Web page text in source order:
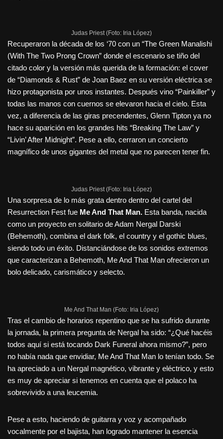
Judas Priest (Foto: Iria López)
Recuperaron la década de los ‘70 con un “The Green Manalishi
(With The Two Prong Crown” donde el escenario se tiño del
citado color y la versión más querida de la formación: el cover
de “Diamonds & Rust” de Joan Baez en su versión eléctrica se
hizo protagonista por unos instantes. Después vino “Painkiller” y
todas las manos con cuernos se elevaron hacia el cielo. Esta
vez, a diferencia de las giras precendentes, Glenn Tipton ya no
hace su aparición en los grandes hits “Breaking The Law” y
“Livin’ After Midnight”. Pese a ello, cerraron un concierto
magnífico de unos gigantes del metal que no parecen tener fin.
Judas Priest (Foto: Iria López)
Una sorpresa de lo más grata dentro dentro del cartel del
Resurrection Fest fue Me And That Man. Esta banda, nacida
como un proyecto en solitario de Adam Nergal Darski
(Behemoth), combina el dark folk, el country y el gothic blues,
siendo todo un éxito. Distanciándose de los sonidos extremos
que caracterizan a Behemoth, Me And That Man ofrecieron un
bolo delicado, carismático y selecto.
Me And That Man (Foto: Iria López)
Tras el cambio de horarios repentino que se ha sufrido durante
la jornada, la primera pregunta de Nergal ha sido: “¿Qué hacéis
todos aquí si está tocando Dark Funeral ahora mismo?”, pero
no había nada que envidiar, Me And That Man lo tenían todo. Se
ha apreciado a un Nergal magnético, vibrante y eléctrico, y esto
es muy de apreciar si tenemos en cuenta que el polaco ha
sobrevivido a una leucemia.
Pese a esto, haciendo de guitarra y voz y acompañado
vocalmente por el bajista, han logrado mantener la esencia